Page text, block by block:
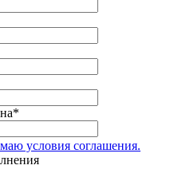
*
условия соглашения.